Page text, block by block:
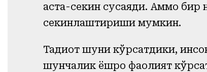
аста-секин сусаяди. Аммо
секинлаштириши мумкин.
Тадқиқот шуни кўрсатдики,
шунчалик ёшроқ фаолият